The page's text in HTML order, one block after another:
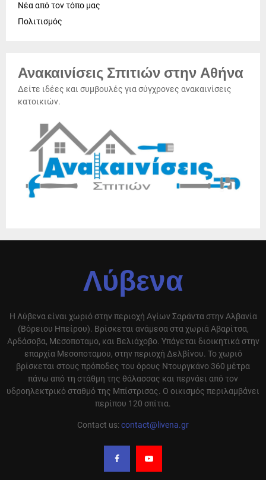
Νέα από τον τόπο μας
Πολιτισμός
Ανακαινίσεις Σπιτιών στην Αθήνα
Δείτε ιδέες και συμβουλές για σύγχρονες ανακαινίσεις
κατοικιών.
Λύβενα
Η Λύβενα είναι χωριό στην περιοχή Αγίων Σαράντα στην Αλβανία
(Βόρειου Ηπείρου). Βρίσκεται ανάμεσα στα χωριά Αβαρίτσα,
Αρδάσοβα, Μεσοποταμο, και Βελιάχοβο. Υπάγεται διοικητικά στην
επαρχία Μεσοποταμου, στην περιοχή Δελβίνου. Το χωριό
βρίσκεται στους πρόποδες του όρους Ντουργκάνο 360 μέτρα
πάνω από τη στάθμη της θάλασσας και περνάει από τον
υδροηλεκτρικό σταθμό της Μπίστρισας. Ο οικισμός περιλαμβάνει
περίπου 120 σπίτια.
Contact us:contact@livena.gr